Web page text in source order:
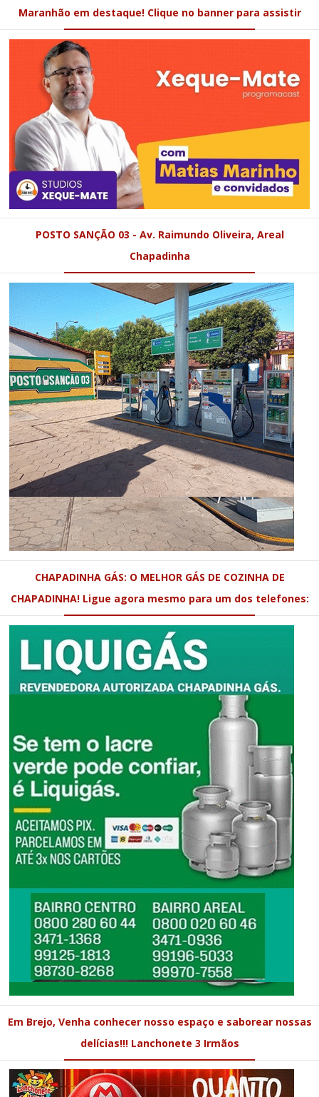
Maranhão em destaque! Clique no banner para assistir
POSTO SANÇÃO 03 - Av. Raimundo Oliveira, Areal
Chapadinha
CHAPADINHA GÁS: O MELHOR GÁS DE COZINHA DE
CHAPADINHA! Ligue agora mesmo para um dos telefones:
Em Brejo, Venha conhecer nosso espaço e saborear nossas
delícias!!! Lanchonete 3 Irmãos